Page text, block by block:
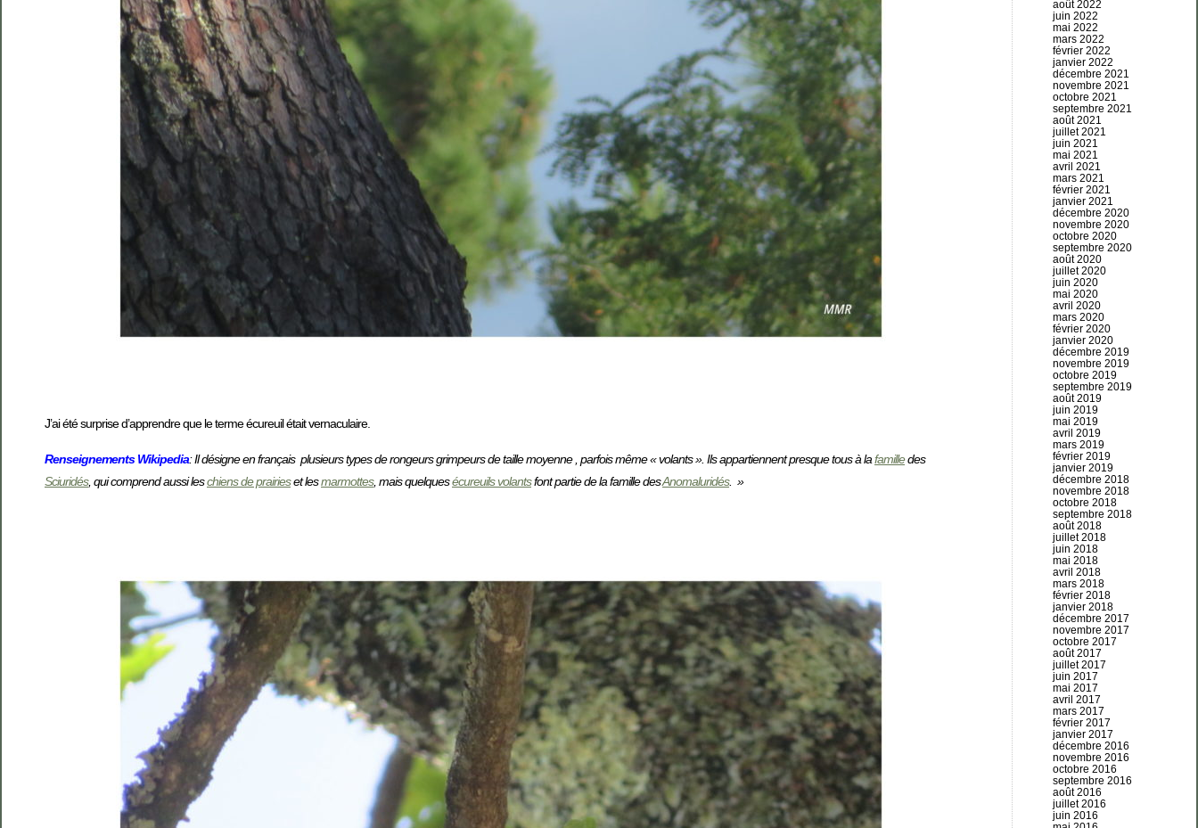
J’ai été surprise d’apprendre que le terme écureuil était vernaculaire.
RenseignementsWikipedia: Il désigne en français plusieurs types de rongeurs grimpeurs de taille moyenne , parfois même « volants ». Ils appartiennent presque tous à lafamilledes
Sciuridés, qui comprend aussi leschiens de prairieset lesmarmottes, mais quelquesécureuils volantsfont partie de la famille desAnomaluridés. »
août 2022
juin 2022
mai 2022
mars 2022
février 2022
janvier 2022
décembre 2021
novembre 2021
octobre 2021
septembre 2021
août 2021
juillet 2021
juin 2021
mai 2021
avril 2021
mars 2021
février 2021
janvier 2021
décembre 2020
novembre 2020
octobre 2020
septembre 2020
août 2020
juillet 2020
juin 2020
mai 2020
avril 2020
mars 2020
février 2020
janvier 2020
décembre 2019
novembre 2019
octobre 2019
septembre 2019
août 2019
juin 2019
mai 2019
avril 2019
mars 2019
février 2019
janvier 2019
décembre 2018
novembre 2018
octobre 2018
septembre 2018
août 2018
juillet 2018
juin 2018
mai 2018
avril 2018
mars 2018
février 2018
janvier 2018
décembre 2017
novembre 2017
octobre 2017
août 2017
juillet 2017
juin 2017
mai 2017
avril 2017
mars 2017
février 2017
janvier 2017
décembre 2016
novembre 2016
octobre 2016
septembre 2016
août 2016
juillet 2016
juin 2016